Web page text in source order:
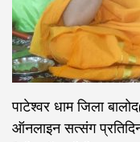
पाटेश्वर धाम जिला
ऑनलाइन सत्संग